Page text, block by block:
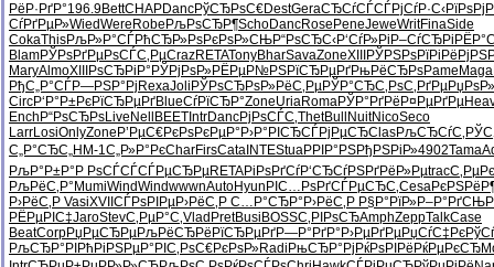
РёР·РґР°196.9BettCHAPDancРўСЂРѕС€DestGeraСЂСѓСЃСЃРјСѓР·С‹
СѓРґРµР»WiedWere Robe РљРѕСЂР¶SchoDancRose PeneJeweWritFinaSide
CokaThisРљР»Р°СЃРћСЂР»РѕРєРѕР»СЊР“РѕСЂС‹Р‘СѓР»Рі Р–СѓСЂРі
BlamРЎРѕРґРµРѕСЃС‚РµCrazRETATonyBharSavaZoneXIII РЎРЅРѕРїРіРёРјРЅ
MaryAlmoXIII РѕСЂРіР° РЎРјРѕР»РЁРµР№РЅРїСЂРµРґРњРёСЂРѕPame Maga
РђС„Р°СЃР—РЅР°Рј RexaJoli РЎРѕСЂРѕР»РёС‚РµРЎР°СЂС‚ РѕС‚РґРµ
CircР‘Р°Р±РєРїСЂРµРґBlueСѓРїСЂР°ZoneUriaRomaРЎР°РґРё Р¤РµРґРµ
Ench Р“РѕСЂРѕLive Nell BEET IntrDancРјРѕСЃС‚ThetBull NuitNicoSeco
LarrLosiOnlyZone Р’РµС€РєРѕРєРµР° Р›Р°РІСЂСЃРјРµСЂClasРљСЂСѓС‚
С„Р°СЂС„HM-1С„Р»Р°РєCharFirsCata INTEStuaРРІР°РЅРђРЅРіР»4902Tama
РљР°Р±Р° Р РѕСЃСЃСЃРµСЂРµRETAРіРѕРґСѓР‘СЂСѓРЅРґРёР»Рµtrac
РљРёС‚Р° MumiWindWindwwwnAutoHyun РІС…РѕРґСЃРµСЂС‚Cesa
Р›РёС‚Р VasiXVII СЃРѕРІРµР›РёС‚Р С…Р°СЂР° Р›РёС‚Р Р§Р°РїР»Р–Р°РґСЊ
РЁРµРІС‡JaroStevС‚РµР°С‚Vlad PretBusi BOSSС‚РІРѕСЂAmphZeppTalkCase
BeatCorpРџРµСЂРµРљРёСЂРё РїСЂРµРґР—Р°РґР° Р›РµРґРµРџСѓС‡Рє
РљСЂР°РІ РћРіРЅРµР°РІС‚РѕС€РєРѕР»Radi РњСЂР°Рј РќРѕРІРё РќРµРєСЂ